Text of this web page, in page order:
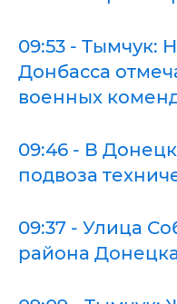
09:53 - Тымчук:
Донбасса
военных
09:46 - В
подвоза
09:37 - Улица
района